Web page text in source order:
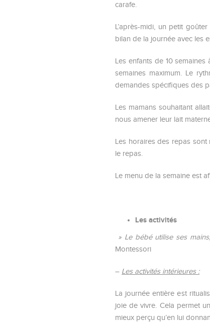
carafe.
L’après-midi, un petit
bilan de la journée avec les
Les enfants de 10
semaines maximum. Le
demandes spécifiques des
Les mamans souhaitant
nous amener leur lait
Les horaires des repas
le repas.
Le menu de la semaine est
Les activités
» Le bébé utilise ses
Montessori
– Les activités intérieures :
La journée entière est
joie de vivre. Cela permet
mieux perçu qu’en lui